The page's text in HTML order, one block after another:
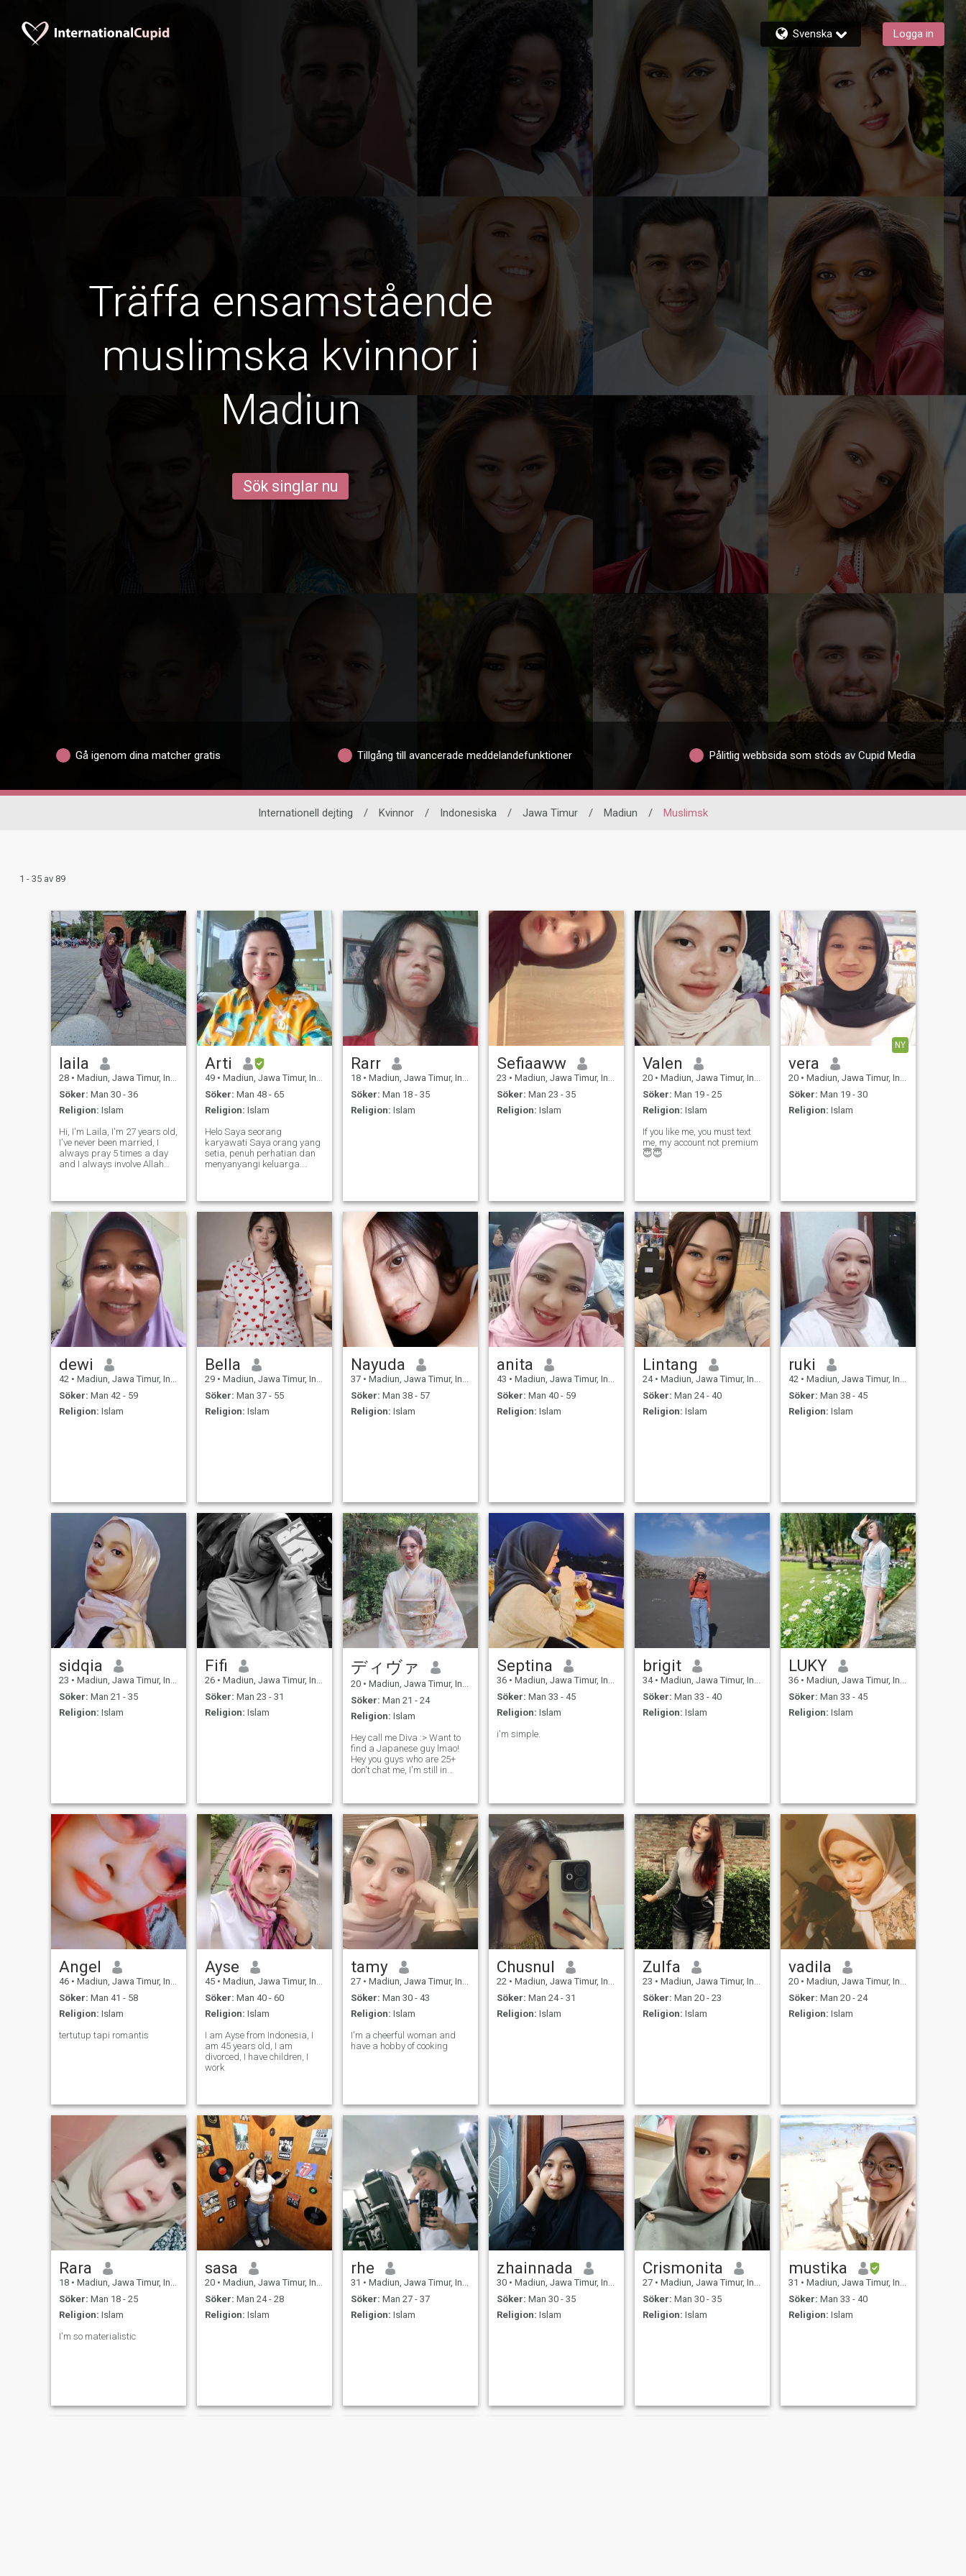
Svenska Logga in
Träffa ensamstående
muslimska kvinnor i
Madiun
Sök singlar nu
Gå igenom dina matcher gratis Tillgång till avancerade meddelandefunktioner Pålitlig webbsida som stöds av Cupid Media
Internationell dejting / Kvinnor / Indonesiska / Jawa Timur / Madiun / Muslimsk
1 - 35 av 89
laila
28 • Madiun, Jawa Timur, Indonesien
Söker: Man 30 - 36
Religion: Islam
Hi, I'm Laila, I'm 27 years old,
I've never been married, I
always pray 5 times a day
and I always involve Allah
Patient, not selfish And love
family Ready to get
Arti
49 • Madiun, Jawa Timur, Indonesien
Söker: Man 48 - 65
Religion: Islam
Helo Saya seorang
karyawati Saya orang yang
setia, penuh perhatian dan
menyanyangi keluarga.
memandang lautan yang
biru angin bertiup sepoi
sepoi dan ditemani
minuman kelapa muda ya
Rarr
18 • Madiun, Jawa Timur, Indonesien
Söker: Man 18 - 35
Religion: Islam
Sefiaaww
23 • Madiun, Jawa Timur, Indonesien
Söker: Man 23 - 35
Religion: Islam
Valen
20 • Madiun, Jawa Timur, Indonesien
Söker: Man 19 - 25
Religion: Islam
If you like me, you must text
me, my account not premium
😇😇
NY
vera
20 • Madiun, Jawa Timur, Indonesien
Söker: Man 19 - 30
Religion: Islam
dewi
42 • Madiun, Jawa Timur, Indonesien
Söker: Man 42 - 59
Religion: Islam
Bella
29 • Madiun, Jawa Timur, Indonesien
Söker: Man 37 - 55
Religion: Islam
Nayuda
37 • Madiun, Jawa Timur, Indonesien
Söker: Man 38 - 57
Religion: Islam
anita
43 • Madiun, Jawa Timur, Indonesien
Söker: Man 40 - 59
Religion: Islam
Lintang
24 • Madiun, Jawa Timur, Indonesien
Söker: Man 24 - 40
Religion: Islam
ruki
42 • Madiun, Jawa Timur, Indonesien
Söker: Man 38 - 45
Religion: Islam
sidqia
23 • Madiun, Jawa Timur, Indonesien
Söker: Man 21 - 35
Religion: Islam
Fifi
26 • Madiun, Jawa Timur, Indonesien
Söker: Man 23 - 31
Religion: Islam
ディヴァ
20 • Madiun, Jawa Timur, Indonesien
Söker: Man 21 - 24
Religion: Islam
Hey call me Diva :> Want to
find a Japanese guy lmao!
Hey you guys who are 25+
don't chat me, I'm still in
you, go away thank you :)
Septina
36 • Madiun, Jawa Timur, Indonesien
Söker: Man 33 - 45
Religion: Islam
i'm simple.
brigit
34 • Madiun, Jawa Timur, Indonesien
Söker: Man 33 - 40
Religion: Islam
LUKY
36 • Madiun, Jawa Timur, Indonesien
Söker: Man 33 - 45
Religion: Islam
Angel
46 • Madiun, Jawa Timur, Indonesien
Söker: Man 41 - 58
Religion: Islam
tertutup tapi romantis
Ayse
45 • Madiun, Jawa Timur, Indonesien
Söker: Man 40 - 60
Religion: Islam
I am Ayse from Indonesia, I
am 45 years old, I am
divorced, I have children, I
work
tamy
27 • Madiun, Jawa Timur, Indonesien
Söker: Man 30 - 43
Religion: Islam
I'm a cheerful woman and
have a hobby of cooking
Chusnul
22 • Madiun, Jawa Timur, Indonesien
Söker: Man 24 - 31
Religion: Islam
Zulfa
23 • Madiun, Jawa Timur, Indonesien
Söker: Man 20 - 23
Religion: Islam
vadila
20 • Madiun, Jawa Timur, Indonesien
Söker: Man 20 - 24
Religion: Islam
Rara
18 • Madiun, Jawa Timur, Indonesien
Söker: Man 18 - 25
Religion: Islam
I'm so materialistic
sasa
20 • Madiun, Jawa Timur, Indonesien
Söker: Man 24 - 28
Religion: Islam
rhe
31 • Madiun, Jawa Timur, Indonesien
Söker: Man 27 - 37
Religion: Islam
zhainnada
30 • Madiun, Jawa Timur, Indonesien
Söker: Man 30 - 35
Religion: Islam
Crismonita
27 • Madiun, Jawa Timur, Indonesien
Söker: Man 30 - 35
Religion: Islam
mustika
31 • Madiun, Jawa Timur, Indonesien
Söker: Man 33 - 40
Religion: Islam